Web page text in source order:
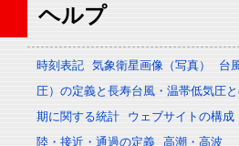
ヘルプ
時刻表記 気象衛星画像（写真） 台
圧）の定義と長寿台風・温帯低気圧
期に関する統計
ウェブサイトの構成
陸・接近・通過の定義 高潮・高波